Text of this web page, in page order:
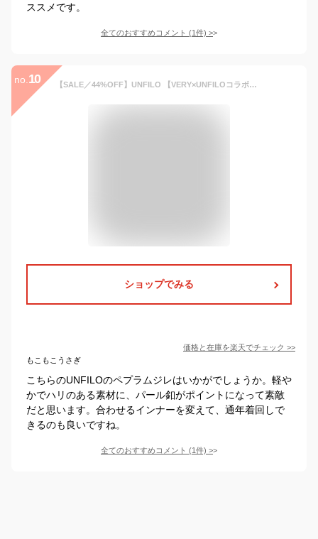
ススメです。
全てのおすすめコメント (1件) >
no. 10 【SALE／44%OFF】UNFILO 【VERY×UNFILOコラボ】2WAY ペプラムジレ アンフィーロ トップス ニット ネイビー ホワイト ブラック【送料無料】
ショップでみる
価格と在庫を楽天でチェック >>
もこもこうさぎ
こちらのUNFILOのペプラムジレはいかがでしょうか。軽や
かでハリのある素材に、パール釦がポイントになって素敵
だと思います。合わせるインナーを変えて、通年着回しで
きるのも良いですね。
全てのおすすめコメント (1件) >